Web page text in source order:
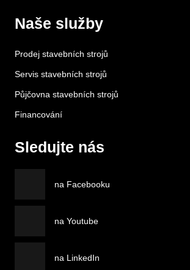
Naše služby
Prodej stavebních strojů
Servis stavebních strojů
Půjčovna stavebních strojů
Financování
Sledujte nás
na Facebooku
na Youtube
na LinkedIn